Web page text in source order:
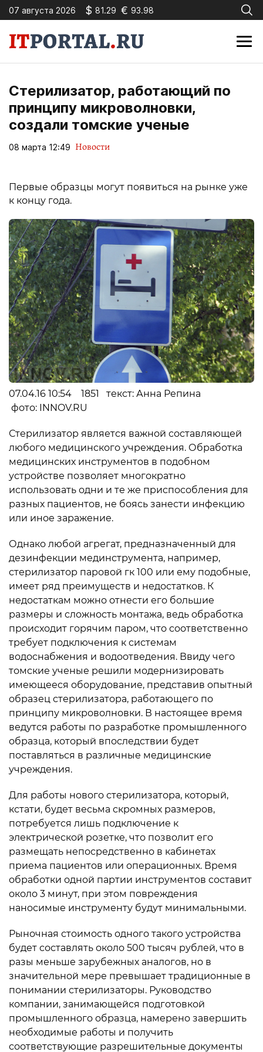
07 августа 2026 $ 81.29 € 93.98
Стерилизатор, работающий по
принципу микроволновки,
создали томские ученые
08 марта 12:49 Новости
Первые образцы могут появиться на рынке уже
к концу года.
07.04.16 10:54 1851 текст: Анна Репина
фото: INNOV.RU
Стерилизатор является важной составляющей
любого медицинского учреждения. Обработка
медицинских инструментов в подобном
устройстве позволяет многократно
использовать одни и те же приспособления для
разных пациентов, не боясь занести инфекцию
или иное заражение.
Однако любой агрегат, предназначенный для
дезинфекции мединструмента, например,
стерилизатор паровой гк 100 или ему подобные,
имеет ряд преимуществ и недостатков. К
недостаткам можно отнести его большие
размеры и сложность монтажа, ведь обработка
происходит горячим паром, что соответственно
требует подключения к системам
водоснабжения и водоотведения. Ввиду чего
томские ученые решили модернизировать
имеющееся оборудование, представив опытный
образец стерилизатора, работающего по
принципу микроволновки. В настоящее время
ведутся работы по разработке промышленного
образца, который впоследствии будет
поставляться в различные медицинские
учреждения.
Для работы нового стерилизатора, который,
кстати, будет весьма скромных размеров,
потребуется лишь подключение к
электрической розетке, что позволит его
размещать непосредственно в кабинетах
приема пациентов или операционных. Время
обработки одной партии инструментов составит
около 3 минут, при этом повреждения
наносимые инструменту будут минимальными.
Рыночная стоимость одного такого устройства
будет составлять около 500 тысяч рублей, что в
разы меньше зарубежных аналогов, но в
значительной мере превышает традиционные в
понимании стерилизаторы. Руководство
компании, занимающейся подготовкой
промышленного образца, намерено завершить
необходимые работы и получить
соответствующие разрешительные документы